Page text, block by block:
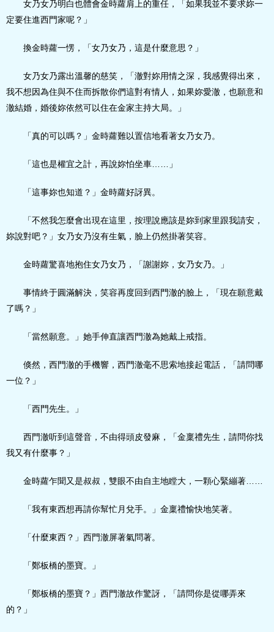
女乃女乃明白也體會金時蘿肩上的重任，「如果我並不要求妳一
定要住進西門家呢？」
換金時蘿一愣，「女乃女乃，這是什麼意思？」
女乃女乃露出溫馨的慈笑，「澈對妳用情之深，我感覺得出來，
我不想因為住與不住而拆散你們這對有情人，如果妳愛澈，也願意和
澈結婚，婚後妳依然可以住在金家主持大局。」
「真的可以嗎？」金時蘿難以置信地看著女乃女乃。
「這也是權宜之計，再說妳怕坐車……」
「這事妳也知道？」金時蘿好訝異。
「不然我怎麼會出現在這里，按理說應該是妳到家里跟我請安，
妳說對吧？」女乃女乃沒有生氣，臉上仍然掛著笑容。
金時蘿驚喜地抱住女乃女乃，「謝謝妳，女乃女乃。」
事情終于圓滿解決，笑容再度回到西門澈的臉上，「現在願意戴
了嗎？」
「當然願意。」她手伸直讓西門澈為她戴上戒指。
倏然，西門澈的手機響，西門澈毫不思索地接起電話，「請問哪
一位？」
「西門先生。」
西門澈听到這聲音，不由得頭皮發麻，「金稟禮先生，請問你找
我又有什麼事？」
金時蘿乍聞又是叔叔，雙眼不由自主地瞠大，一顆心緊繃著……
「我有東西想再請你幫忙月兌手。」金稟禮愉快地笑著。
「什麼東西？」西門澈屏著氣問著。
「鄭板橋的墨寶。」
「鄭板橋的墨寶？」西門澈故作驚訝，「請問你是從哪弄來
的？」